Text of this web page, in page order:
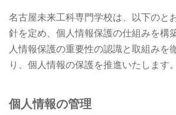
名古屋未来​工科専門学校は、以下のと
針を定め、個人情報保護の仕組みを構
人情報保護の重要性の認識と取組みを
り、個人情報の保護を推進いたします。
個人情報の管理